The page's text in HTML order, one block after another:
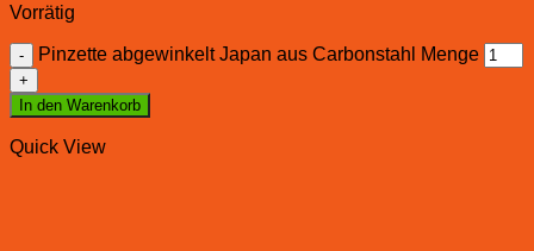
Vorrätig
Pinzette abgewinkelt Japan aus Carbonstahl Menge
In den Warenkorb
Quick View